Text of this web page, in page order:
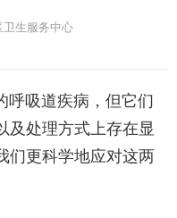
卫生服务中心
呼吸道疾病，但它们
及处理方式上存在显
们更科学地应对这两